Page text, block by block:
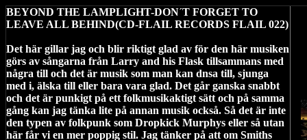
BEYOND THE LAMPLIGHT-DON´T FORGET TO
LEAVE ALL BEHIND(CD-FLAIL RECORDS FLAIL 022)
Det här gillar jag och blir riktigt glad av för den här musiken
görs av sångarna från Larry and his Flask tillsammans med
några till och det är musik som man kan dnsa till, sjunga
med i, älska till eller bara vara glad. Det går ganska snabbt
och det är punkigt på ett folkmusikaktigt sätt och på samma
gång kan jag tänka lite på annan musik också. Så det är inte
den typen av folkpunk som Dropkick Murphys eller så utan
här får vi en mer poppig stil. Jag tänker på att om Smiths